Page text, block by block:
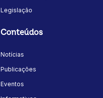
Legislação
Conteúdos
Notícias
Publicações
Eventos